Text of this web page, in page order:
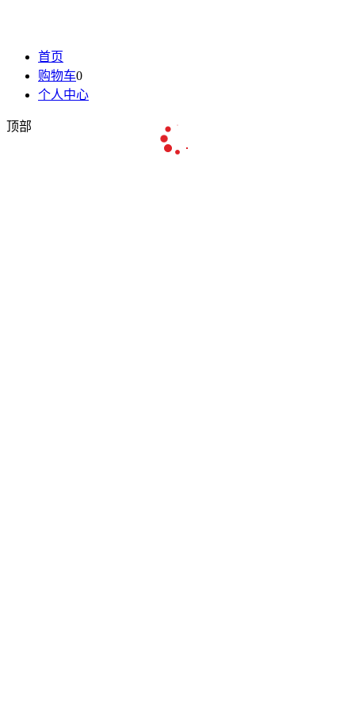
首页
购物车0
个人中心
顶部